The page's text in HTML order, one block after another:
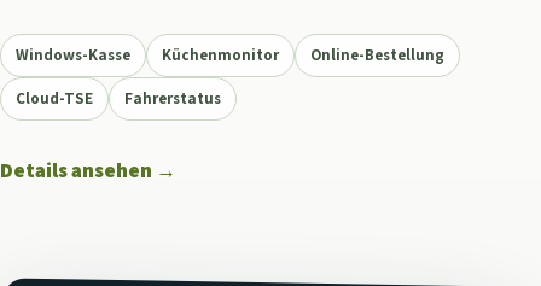
Windows-Kasse Küchenmonitor Online-Bestellung
Cloud-TSE Fahrerstatus
Details ansehen →